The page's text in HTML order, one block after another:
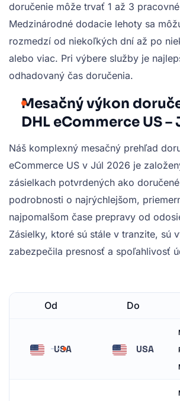
doručenie môže trvať 1 až 3
Medzinárodné dodacie lehoty sa
rozmedzí od niekoľkých dní až po
alebo viac. Pri výbere služby je
odhadovaný čas doručenia.
Mesačný výkon
DHL eCommerce US
Náš komplexný mesačný prehľad
eCommerce US v Júl 2026 je
zásielkach potvrdených ako
podrobnosti o najrýchlejšom,
najpomalšom čase prepravy od
Zásielky, ktoré sú stále v tranzite, sú
zabezpečila presnosť a spoľahlivosť
Od Do
USA USA
Spojené štáty